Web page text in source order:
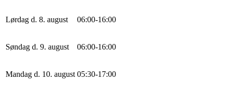
Lørdag d. 8. august 06:00-16:00
Søndag d. 9. august 06:00-16:00
Mandag d. 10. august 05:30-17:00